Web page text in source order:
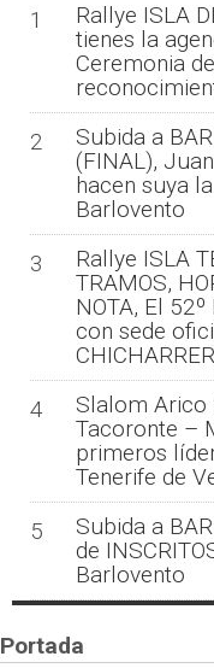
1
Rallye ISLA
tienes la
Ceremonia
2
Subida a
(FINAL),
hacen suya
Barlovento
3
Rallye ISLA
TRAMOS,
NOTA, El
con sede
4
Slalom Arico
Tacoronte –
primeros
Tenerife de
5
Subida a
de
Barlovento
Portada